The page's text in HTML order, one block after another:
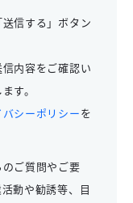
信する」ボタン
内容をご確認い
す。
バシーポリシーを
ご質問やご要
動や勧誘等、目